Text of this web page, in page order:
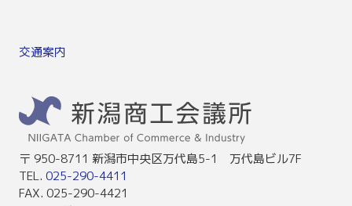
交通案内
〒 950-8711 新潟市中央区万代島5-1 万代島ビル7F
TEL. 025-290-4411
FAX. 025-290-4421